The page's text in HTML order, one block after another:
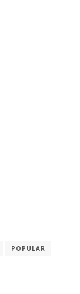
POPULAR